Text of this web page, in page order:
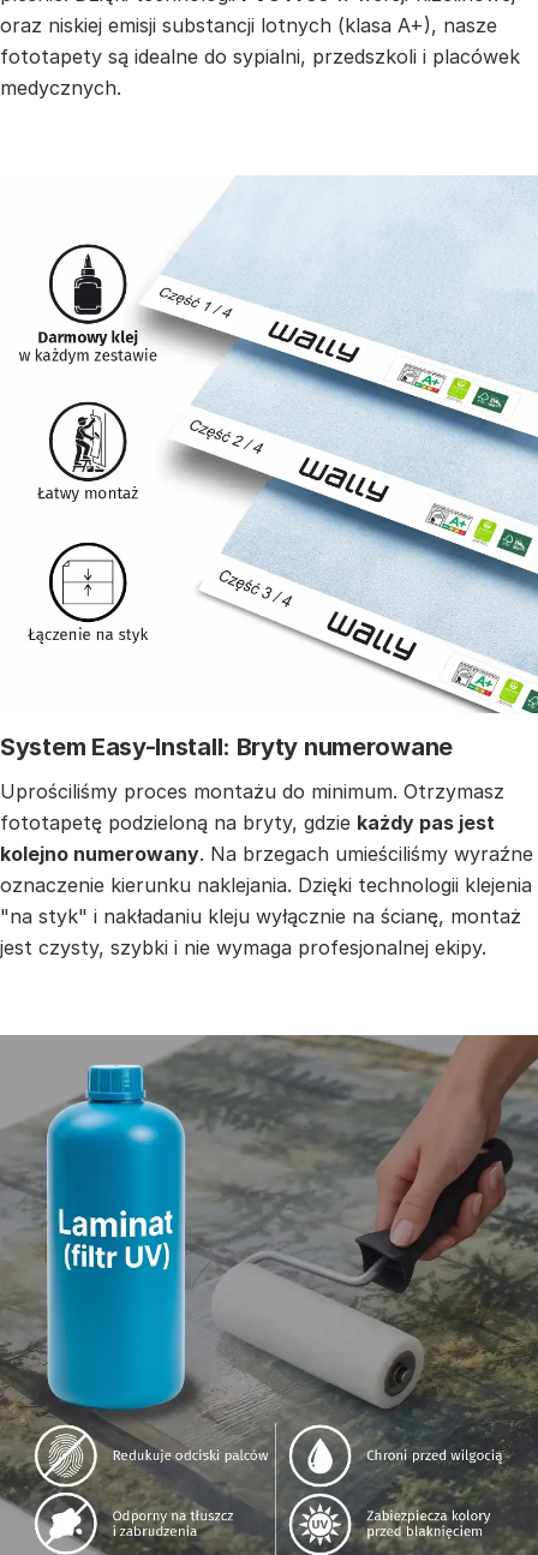
oraz niskiej emisji substancji lotnych (klasa A+), nasze
fototapety są idealne do sypialni, przedszkoli i placówek
medycznych.
System Easy-Install: Bryty numerowane
Uprościliśmy proces montażu do minimum. Otrzymasz
fototapetę podzieloną na bryty, gdzie każdy pas jest
kolejno numerowany. Na brzegach umieściliśmy wyraźne
oznaczenie kierunku naklejania. Dzięki technologii klejenia
"na styk" i nakładaniu kleju wyłącznie na ścianę, montaż
jest czysty, szybki i nie wymaga profesjonalnej ekipy.